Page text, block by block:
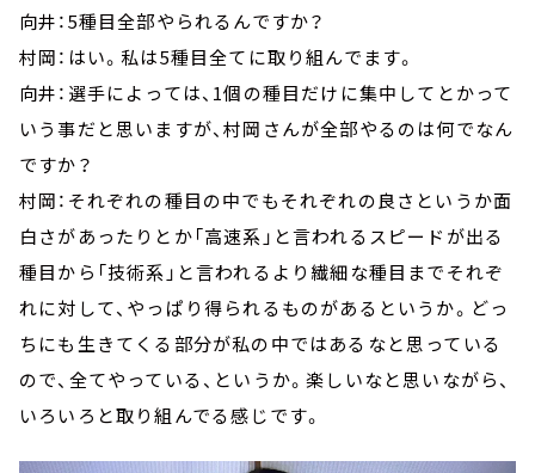
向井：5種目全部やられるんですか？
村岡：はい。私は5種目全てに取り組んでます。
向井：選手によっては、1個の種目だけに集中してとかって
いう事だと思いますが、村岡さんが全部やるのは何でなん
ですか？
村岡：それぞれの種目の中でもそれぞれの良さというか面
白さがあったりとか「高速系」と言われるスピードが出る
種目から「技術系」と言われるより繊細な種目までそれぞ
れに対して、やっぱり得られるものがあるというか。どっ
ちにも生きてくる部分が私の中ではあるなと思っている
ので、全てやっている、というか。楽しいなと思いながら、
いろいろと取り組んでる感じです。